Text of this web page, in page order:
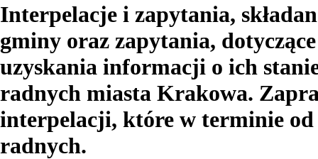
Interpelacje i zapytania,
gminy oraz zapytania,
uzyskania informacji o ich
radnych miasta Krakowa.
interpelacji, które w terminie od
radnych.